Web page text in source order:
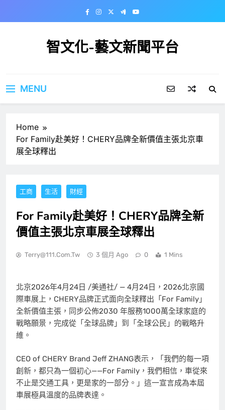
智文化-藝文新聞平台
MENU
Home
For Family赴美好！CHERY品牌全新價值主張北京車
展全球釋出
工商 生活 財經
For Family赴美好！CHERY品牌全新
價值主張北京車展全球釋出
Terry@111.com.tw 3 個月 Ago 0 1 Mins
北京2026年4月24日 /美通社/ — 4月24日，2026北京國
際車展上，CHERY品牌正式面向全球釋出「For Family」
全新價值主張，同步公佈2030 年服務1000萬全球家庭的
戰略願景，完成從「全球品牌」到「全球公民」的戰略升
維。
CEO of CHERY Brand Jeff ZHANG表示，「我們的每一項
創新，都只為一個初心——For Family，我們相信，車從來
不止是交通工具，更是家的一部分。」這一宣言成為本屆
車展極具溫度的品牌表達。